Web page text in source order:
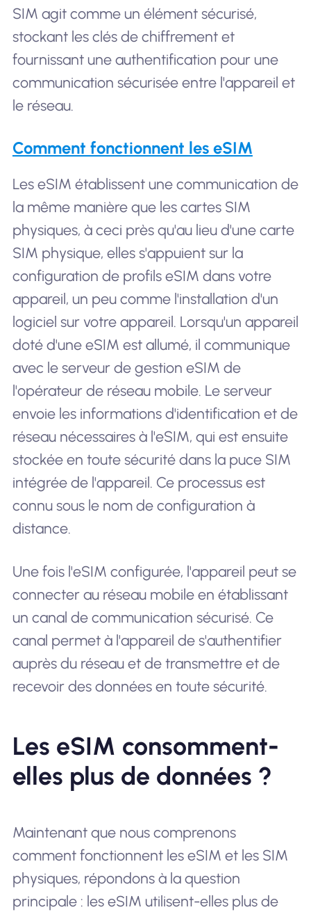
SIM agit comme un élément sécurisé,
stockant les clés de chiffrement et
fournissant une authentification pour une
communication sécurisée entre l'appareil et
le réseau.
Comment fonctionnent les eSIM
Les eSIM établissent une communication de
la même manière que les cartes SIM
physiques, à ceci près qu'au lieu d'une carte
SIM physique, elles s'appuient sur la
configuration de profils eSIM dans votre
appareil, un peu comme l'installation d'un
logiciel sur votre appareil. Lorsqu'un appareil
doté d'une eSIM est allumé, il communique
avec le serveur de gestion eSIM de
l'opérateur de réseau mobile. Le serveur
envoie les informations d'identification et de
réseau nécessaires à l'eSIM, qui est ensuite
stockée en toute sécurité dans la puce SIM
intégrée de l'appareil. Ce processus est
connu sous le nom de configuration à
distance.
Une fois l'eSIM configurée, l'appareil peut se
connecter au réseau mobile en établissant
un canal de communication sécurisé. Ce
canal permet à l'appareil de s'authentifier
auprès du réseau et de transmettre et de
recevoir des données en toute sécurité.
Les eSIM consomment-
elles plus de données ?
Maintenant que nous comprenons
comment fonctionnent les eSIM et les SIM
physiques, répondons à la question
principale : les eSIM utilisent-elles plus de